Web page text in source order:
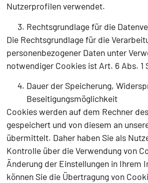
Nutzerprofilen verwendet.
Rechtsgrundlage für die
Die Rechtsgrundlage für die
personenbezogener Daten unter
notwendiger Cookies ist Art. 6 Abs. 1
Dauer der Speicherung,
Beseitigungsmöglichkeit
Cookies werden auf dem Rechner
gespeichert und von diesem an
übermittelt. Daher haben Sie als
Kontrolle über die Verwendung von
Änderung der Einstellungen in Ihrem
können Sie die Übertragung von